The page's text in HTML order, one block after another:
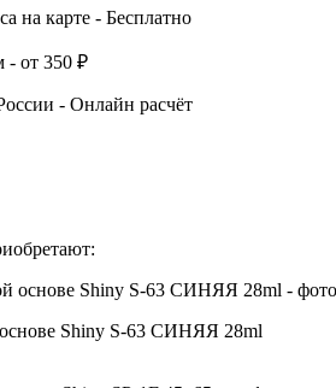
на карте - Бесплатно
- от 350 ₽
- Онлайн расчёт
Shiny S-63 СИНЯЯ 28ml